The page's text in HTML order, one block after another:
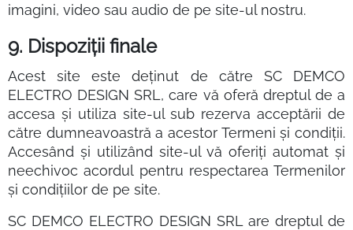
imagini, video sau audio de pe site-ul nostru.
9. Dispoziții finale
Acest site este deținut de către SC DEMCO
ELECTRO DESIGN SRL, care vă oferă dreptul de a
accesa și utiliza site-ul sub rezerva acceptării de
către dumneavoastră a acestor Termeni și condiții.
Accesând și utilizând site-ul vă oferiți automat și
neechivoc acordul pentru respectarea Termenilor
și condițiilor de pe site.
SC DEMCO ELECTRO DESIGN SRL are dreptul de